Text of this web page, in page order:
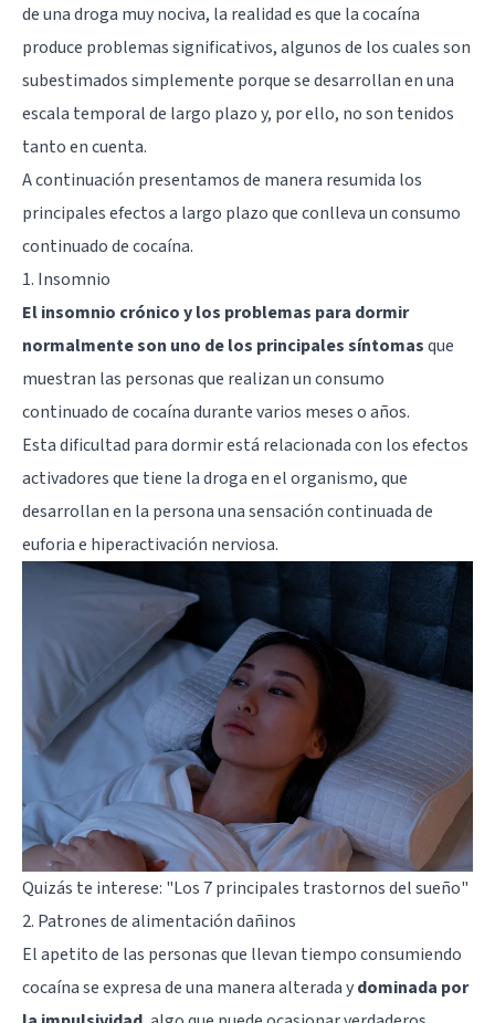
de una droga muy nociva, la realidad es que la cocaína
produce problemas significativos, algunos de los cuales son
subestimados simplemente porque se desarrollan en una
escala temporal de largo plazo y, por ello, no son tenidos
tanto en cuenta.
A continuación presentamos de manera resumida los
principales efectos a largo plazo que conlleva un consumo
continuado de cocaína.
1. Insomnio
El insomnio crónico y los problemas para dormir
normalmente son uno de los principales síntomasque
muestran las personas que realizan un consumo
continuado de cocaína durante varios meses o años.
Esta dificultad para dormir está relacionada con los efectos
activadores que tiene la droga en el organismo, que
desarrollan en la persona una sensación continuada de
euforia e hiperactivación nerviosa.
Quizás te interese: "Los 7 principales trastornos del sueño"
2. Patrones de alimentación dañinos
El apetito de las personas que llevan tiempo consumiendo
cocaína se expresa de una manera alterada ydominada por